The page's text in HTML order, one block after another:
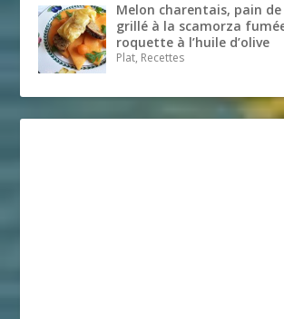
Melon charentais, pain
grillé à la scamorza
roquette à l’huile d’olive
Plat, Recettes